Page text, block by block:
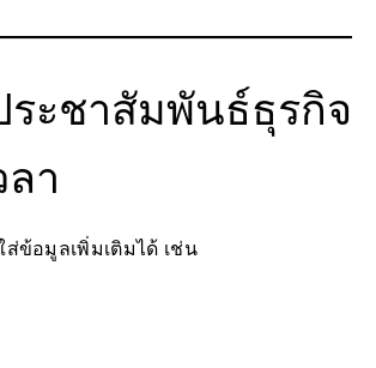
ชาสัมพันธ์ธุรกิจ
า
ข้อมูลเพิ่มเติมได้ เช่น